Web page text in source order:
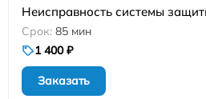
Неисправность системы
85 мин
1 400 ₽
Заказать